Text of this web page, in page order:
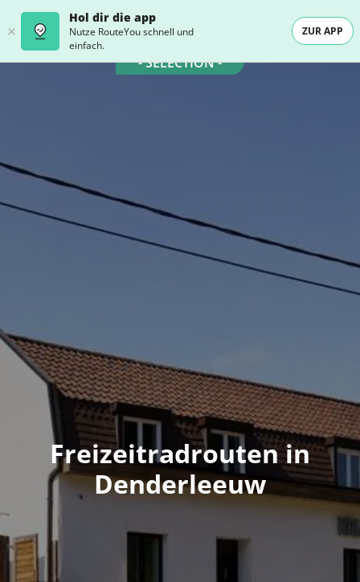
Hol dir die app
Nutze RouteYou schnell und
einfach.
ZUR APP
- SELECTION -
Freizeitradrouten in
Denderleeuw